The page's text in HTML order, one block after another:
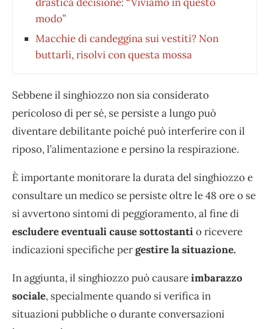
modo”
Macchie di candeggina sui vestiti? Non
buttarli, risolvi con questa mossa
Sebbene il singhiozzo non sia considerato
pericoloso di per sé, se persiste a lungo può
diventare debilitante poiché può interferire con il
riposo, l’alimentazione e persino la respirazione.
È importante monitorare la durata del singhiozzo e
consultare un medico se persiste oltre le 48 ore o se
si avvertono sintomi di peggioramento, al fine di
escludere eventuali cause sottostantio ricevere
indicazioni specifiche pergestire la situazione.
In aggiunta, il singhiozzo può causareimbarazzo
sociale, specialmente quando si verifica in
situazioni pubbliche o durante conversazioni